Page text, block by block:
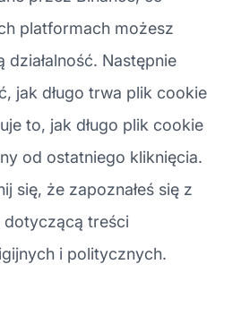
platformach możesz
Następnie
jak długo trwa plik cookie
to, jak długo plik cookie
od ostatniego kliknięcia.
się, że zapoznałeś się z
dotyczącą treści
i politycznych.